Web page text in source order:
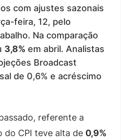
com ajustes sazonais
feira, 12, pelo
Na comparação
3,8% em abril. Analistas
Broadcast
de 0,6% e acréscimo
referente a
do CPI teve alta de 0,9%